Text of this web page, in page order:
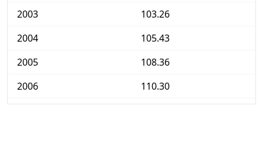
2003
103.26
2004
105.43
2005
108.36
2006
110.30